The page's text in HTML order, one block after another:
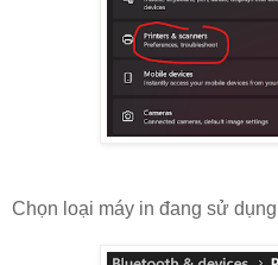
Chọn loại máy in đang sử dụng